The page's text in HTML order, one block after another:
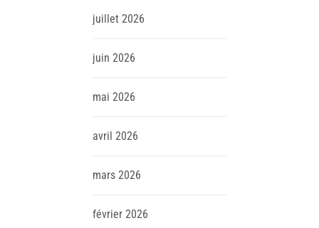
juillet 2026
juin 2026
mai 2026
avril 2026
mars 2026
février 2026